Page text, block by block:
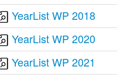
YearList WP 2018
YearList WP 2020
YearList WP 2021